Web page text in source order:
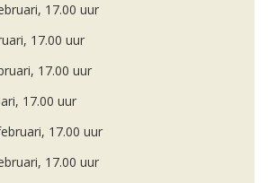
17.00 uur
17.00 uur
17.00 uur
17.00 uur
17.00 uur
17.00 uur